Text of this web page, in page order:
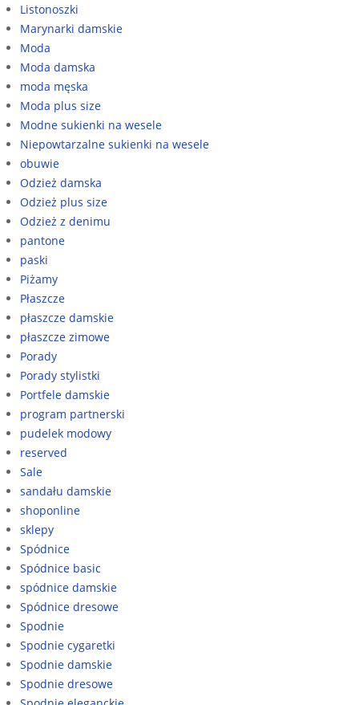
Listonoszki
Marynarki damskie
Moda
Moda damska
moda męska
Moda plus size
Modne sukienki na wesele
Niepowtarzalne sukienki na wesele
obuwie
Odzież damska
Odzież plus size
Odzież z denimu
pantone
paski
Piżamy
Płaszcze
płaszcze damskie
płaszcze zimowe
Porady
Porady stylistki
Portfele damskie
program partnerski
pudelek modowy
reserved
Sale
sandału damskie
shoponline
sklepy
Spódnice
Spódnice basic
spódnice damskie
Spódnice dresowe
Spodnie
Spodnie cygaretki
Spodnie damskie
Spodnie dresowe